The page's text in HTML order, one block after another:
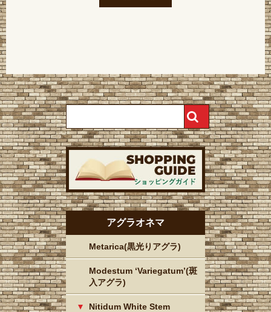
アグラオネマ
Metarica(黒光りアグラ)
Modestum ‘Variegatum’(斑
入アグラ)
Nitidum White Stem